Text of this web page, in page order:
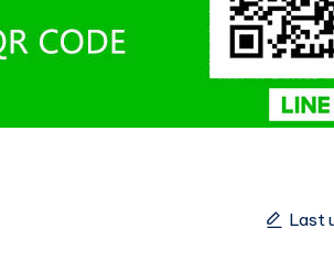
Last